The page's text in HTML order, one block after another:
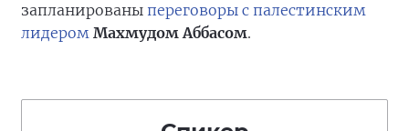
запланированы переговоры с палестинским
лидером Махмудом Аббасом.